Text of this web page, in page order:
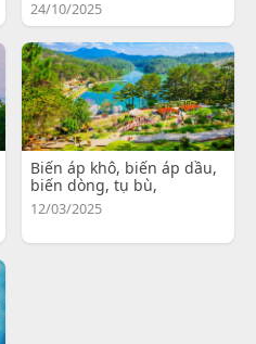
24/10/2025
Biến áp khô, biến áp dầu,
biến dòng, tụ bù,
12/03/2025